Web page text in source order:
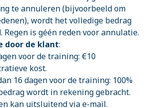
te annuleren (bijvoorbeeld om
wordt het volledige bedrag
Regen is géén reden voor annulatie.
door de klant:
voor de training: €10
kost.
16 dagen voor de training: 100%
wordt in rekening gebracht.
kan uitsluitend via e-mail.